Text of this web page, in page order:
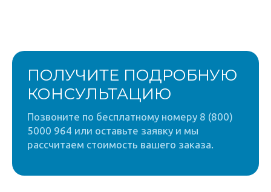
ПОЛУЧИТЕ ПОДРОБНУЮ
КОНСУЛЬТАЦИЮ
Позвоните по бесплатному номеру 8 (800)
5000 964 или оставьте заявку и мы
рассчитаем стоимость вашего заказа.